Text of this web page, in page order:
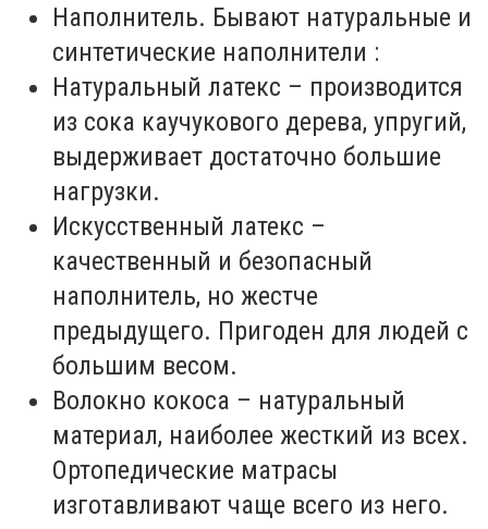
Наполнитель. Бывают натуральные и
синтетические наполнители :
Натуральный латекс – производится
из сока каучукового дерева, упругий,
выдерживает достаточно большие
нагрузки.
Искусственный латекс –
качественный и безопасный
наполнитель, но жестче
предыдущего. Пригоден для людей с
большим весом.
Волокно кокоса – натуральный
материал, наиболее жесткий из всех.
Ортопедические матрасы
изготавливают чаще всего из него.